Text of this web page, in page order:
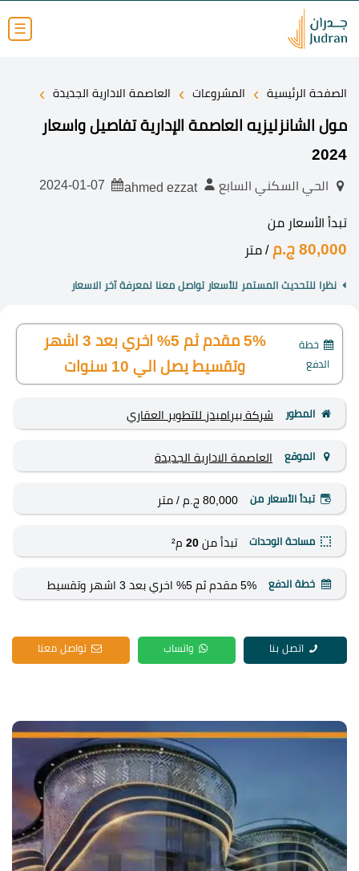
☰
الصفحة الرئيسية › المشروعات › العاصمة الادارية الجديدة ›
مول الشانزليزيه العاصمة الإدارية تفاصيل واسعار
2024
الحي السكني السابع ahmed ezzat
تبدأ الأسعار من
80,000 ج.م / متر
نظرا للتحديث المستمر للأسعار تواصل معنا لمعرفة آخر الاسعار
خطة
الدفع
5% مقدم ثم 5% اخري بعد 3 اشهر
وتقسيط يصل الي 10 سنوات
المطور شركة بيراميدز للتطوير العقاري
الموقع العاصمة الادارية الجديدة
تبدأ الأسعار من 80,000 ج.م / متر
مساحة الوحدات تبدأ من 20م²
خطة الدفع
5% مقدم ثم 5% اخري بعد 3 اشهر وتقسيط
اتصل بنا واتساب تواصل معنا